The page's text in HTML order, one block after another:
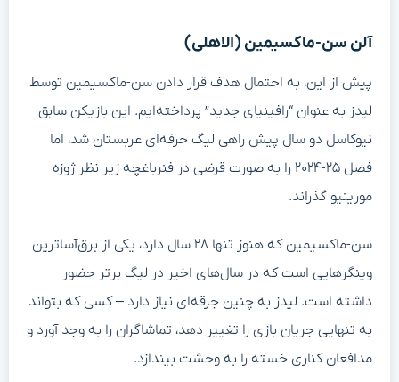
آلن سن-ماکسیمین (الاهلی)
پیش از این، به احتمال هدف قرار دادن سن-ماکسیمین توسط
لیدز به عنوان “رافینیای جدید” پرداخته‌ایم. این بازیکن سابق
نیوکاسل دو سال پیش راهی لیگ حرفه‌ای عربستان شد، اما
فصل ۲۵-۲۰۲۴ را به صورت قرضی در فنرباغچه زیر نظر ژوزه
مورینیو گذراند.
سن-ماکسیمین که هنوز تنها ۲۸ سال دارد، یکی از برق‌آساترین
وینگرهایی است که در سال‌های اخیر در لیگ برتر حضور
داشته است. لیدز به چنین جرقه‌ای نیاز دارد – کسی که بتواند
به تنهایی جریان بازی را تغییر دهد، تماشاگران را به وجد آورد و
مدافعان کناری خسته را به وحشت بیندازد.